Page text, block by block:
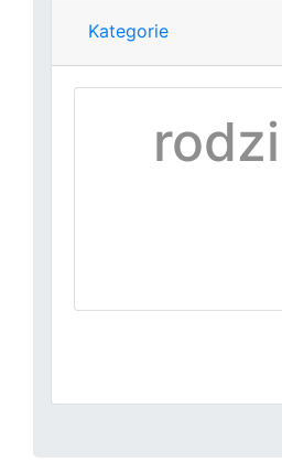
Kategorie